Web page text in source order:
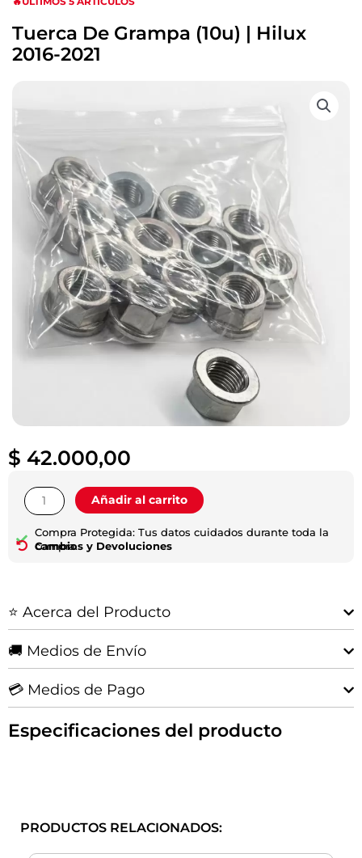
Tuerca De Grampa (10u) | Hilux
2016-2021
$ 42.000,00
Tuerca
De
(10u)
2021
cantidad
Añadir al carrito
Compra Protegida: Tus datos cuidados durante toda la
compra.
Cambios y Devoluciones
⭐ Acerca del Producto
🚚 Medios de Envío
💳 Medios de Pago
Especificaciones del producto
PRODUCTOS RELACIONADOS: